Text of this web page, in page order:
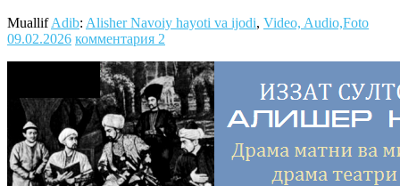
MuallifAdib: Alisher Navoiy hayoti va ijodi, Video, Audio,Foto
09.02.2026 комментария 2